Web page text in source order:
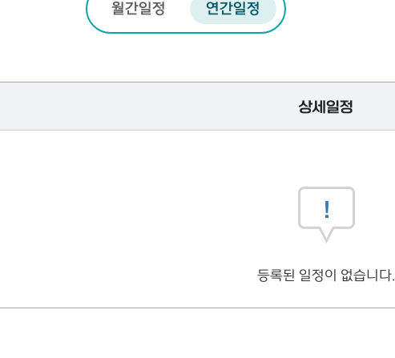
월간일정 연간일정
상세일정
등록된 일정이 없습니다.